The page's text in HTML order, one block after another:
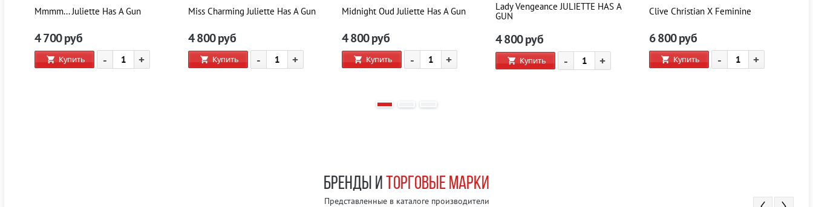
Mmmm... Juliette Has A Gun
4 700руб
Купить - +
Miss Charming Juliette Has A Gun
4 800руб
Купить - +
Midnight Oud Juliette Has A Gun
4 800руб
Купить - +
Lady Vengeance JULIETTE HAS A
GUN
4 800руб
Купить - +
Clive Christian X Feminine
6 800руб
Купить - +
БРЕНДЫ И ТОРГОВЫЕ МАРКИ
Представленные в каталоге производители